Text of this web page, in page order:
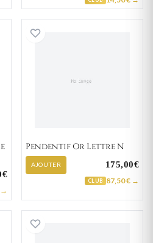
Lettre N
→
Pendentif Or Lettre N
AJOUTER 175,00€
CLUB 87,50 € →
Lettre N